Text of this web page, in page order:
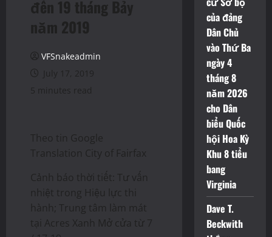
đến 19 tháng Bảy
năm 2019
VFSnakeadmin
July 17, 2019
5 minutes read
Theo tin Google
Translation City of Fairfax
Cảnh báo thời tiết: Tư vấn
nhiệt trong Hiệu lực thi
hành; Trung tâm làm mát
tại Acres Xanh Mở cửa từ 7
của đảng
Dân Chủ
vào Thứ Ba
ngày 4
tháng 8
năm 2026
cho Dân
biểu Quốc
hội Hoa Kỳ
Khu 8 tiểu
bang
Virginia
Dave T.
Beckwith